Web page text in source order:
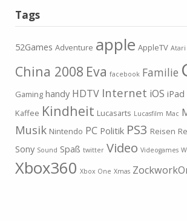
Tags
52Games Adventure apple AppleTV Atari
China 2008 Eva facebook Familie
Gaming handy HDTV Internet iOS iPad
Kaffee Kindheit Lucasarts Lucasfilm Mac
Musik Nintendo PC Politik PS3 Reisen
Sony Sound Spaß twitter Video Videogames
Xbox360 Xbox One Xmas